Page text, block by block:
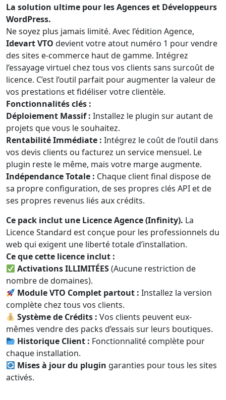
I
d
e
v
a
r
t
v
t
o
(
E
s
s
a
y
a
e
v
i
r
t
u
e
l
)
W
o
r
d
p
La solution ultime pour les Agences et Développeurs
WordPress.
Ne soyez plus jamais limité. Avec l’édition Agence,
Idevart VTO devient votre atout numéro 1 pour vendre
des sites e-commerce haut de gamme. Intégrez
l’essayage virtuel chez tous vos clients sans surcoût de
licence. C’est l’outil parfait pour augmenter la valeur de
vos prestations et fidéliser votre clientèle.
Fonctionnalités clés :
Déploiement Massif : Installez le plugin sur autant de
projets que vous le souhaitez.
Rentabilité Immédiate : Intégrez le coût de l’outil dans
vos devis clients ou facturez un service mensuel. Le
plugin reste le même, mais votre marge augmente.
Indépendance Totale : Chaque client final dispose de
sa propre configuration, de ses propres clés API et de
ses propres revenus liés aux crédits.
Ce pack inclut une Licence Agence (Infinity). La
Licence Standard est conçue pour les professionnels du
web qui exigent une liberté totale d’installation.
Ce que cette licence inclut :
Activations ILLIMITÉES(Aucune restriction de
nombre de domaines).
Module VTO Complet partout : Installez la version
complète chez tous vos clients.
Système de Crédits : Vos clients peuvent eux-
mêmes vendre des packs d’essais sur leurs boutiques.
Historique Client : Fonctionnalité complète pour
chaque installation.
Mises à jour du plugin garanties pour tous les sites
activés.